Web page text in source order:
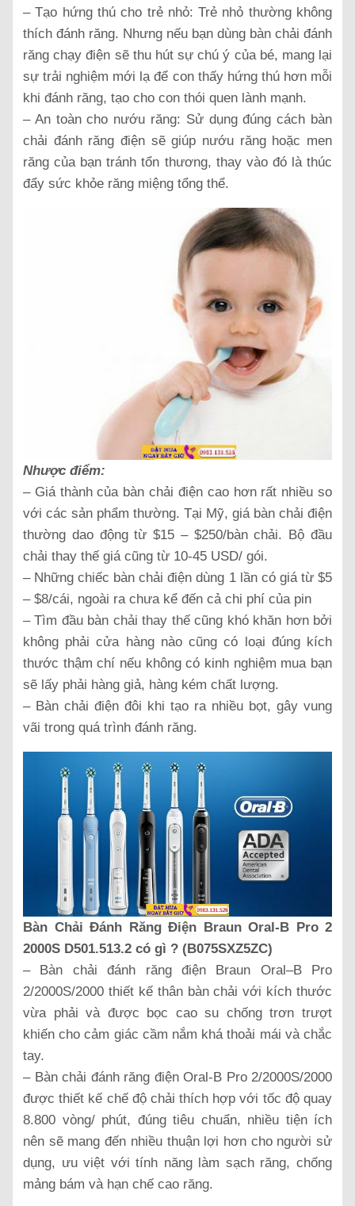
– Tạo hứng thú cho trẻ nhỏ: Trẻ nhỏ thường không
thích đánh răng. Nhưng nếu bạn dùng bàn chải đánh
răng chạy điện sẽ thu hút sự chú ý của bé, mang lại
sự trải nghiệm mới lạ để con thấy hứng thú hơn mỗi
khi đánh răng, tạo cho con thói quen lành mạnh.
– An toàn cho nướu răng: Sử dụng đúng cách bàn
chải đánh răng điện sẽ giúp nướu răng hoặc men
răng của bạn tránh tổn thương, thay vào đó là thúc
đẩy sức khỏe răng miệng tổng thể.
Nhược điểm:
– Giá thành của bàn chải điện cao hơn rất nhiều so
với các sản phẩm thường. Tại Mỹ, giá bàn chải điện
thường dao động từ $15 – $250/bàn chải. Bộ đầu
chải thay thế giá cũng từ 10-45 USD/ gói.
– Những chiếc bàn chải điện dùng 1 lần có giá từ $5
– $8/cái, ngoài ra chưa kể đến cả chi phí của pin
– Tìm đầu bàn chải thay thế cũng khó khăn hơn bởi
không phải cửa hàng nào cũng có loại đúng kích
thước thậm chí nếu không có kinh nghiệm mua bạn
sẽ lấy phải hàng giả, hàng kém chất lượng.
– Bàn chải điện đôi khi tạo ra nhiều bọt, gây vung
vãi trong quá trình đánh răng.
Bàn Chải Đánh Răng Điện Braun Oral-B Pro 2
2000S D501.513.2 có gì ? (B075SXZ5ZC)
– Bàn chải đánh răng điện Braun Oral–B Pro
2/2000S/2000 thiết kế thân bàn chải với kích thước
vừa phải và được bọc cao su chống trơn trượt
khiến cho cảm giác cầm nắm khá thoải mái và chắc
tay.
– Bàn chải đánh răng điện Oral-B Pro 2/2000S/2000
được thiết kế chế độ chải thích hợp với tốc độ quay
8.800 vòng/ phút, đúng tiêu chuẩn, nhiều tiện ích
nên sẽ mang đến nhiều thuận lợi hơn cho người sử
dụng, ưu việt với tính năng làm sạch răng, chống
mảng bám và hạn chế cao răng.